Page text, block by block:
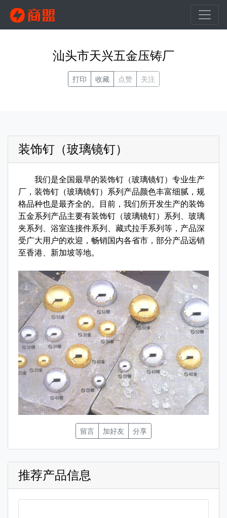
汕头市天兴五金压铸厂
打印 收藏 点赞 关注
装饰钉（玻璃镜钉）
我们是全国最早的装饰钉（玻璃镜钉）专业生产
厂，装饰钉（玻璃镜钉）系列产品颜色丰富细腻，规
格品种也是最齐全的。目前，我们所开发生产的装饰
五金系列产品主要有装饰钉（玻璃镜钉）系列、玻璃
夹系列、浴室连接件系列、藏式拉手系列等，产品深
受广大用户的欢迎，畅销国内各省市，部分产品远销
至香港、新加坡等地。
留言 加好友 分享
推荐产品信息